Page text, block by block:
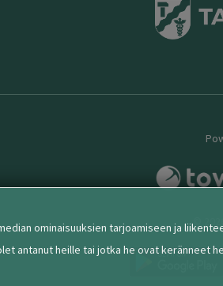
©
ominaisuuksien tarjoamiseen ja
antanut heille tai jotka he ovat keränneet